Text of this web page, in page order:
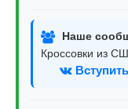
Наше
Кроссовки из